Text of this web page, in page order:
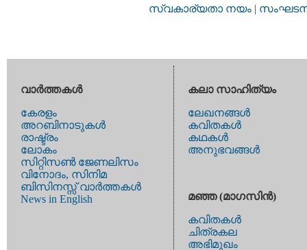
സ്വകാര്യതാ നയം |
വാര്‍ത്തകള്‍
കേരളം
അറബിനാടുകള്‍
രാഷ്ട്രം
ലോകം
സിറ്റിസണ്‍ ജേണലിസം
വിനോദം, സിനിമ
ബിസിനസ്സ് വാര്‍ത്തകള്‍
News in English
കലാ സാഹിത്യം
ലേഖനങ്ങള്‍
കവിതകള്‍
കഥകള്‍
അനുഭവങ്ങള്‍
മഞ്ഞ (മാഗസിന്‍)
കവിതകള്‍
ചിത്രകല
അഭിമുഖം